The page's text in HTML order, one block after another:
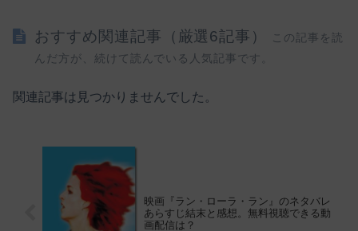
おすすめ関連記事（厳選6記事）
この記事を読
んだ方が、続けて読んでいる人気記事です。
関連記事は見つかりませんでした。
映画『ラン・ローラ・ラン』のネタバレ
あらすじ結末と感想。無料視聴できる動
画配信は？